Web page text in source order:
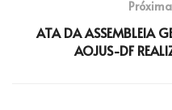
ATA DA ASSEMBLEIA
AOJUS-DF